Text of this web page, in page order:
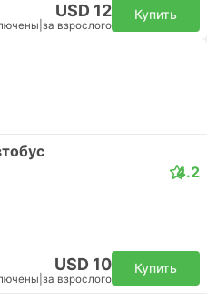
USD 12
за взрослого
Купить
4.2
USD 10
за взрослого
Купить